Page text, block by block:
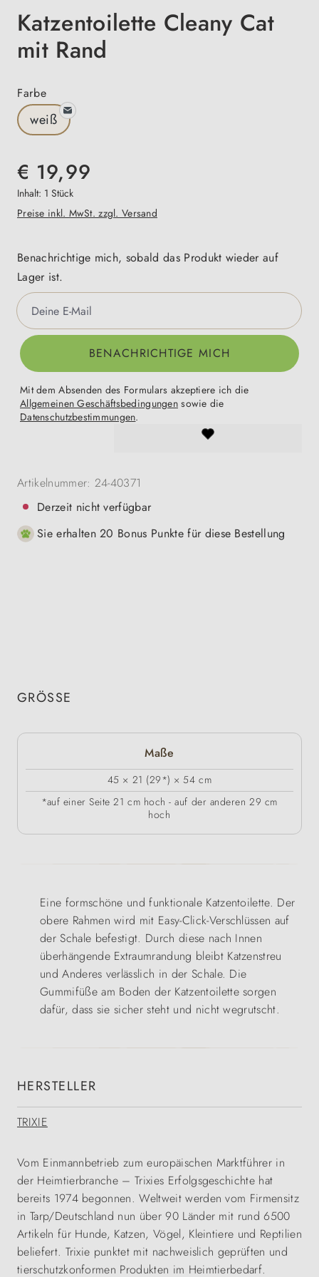
Katzentoilette Cleany Cat
mit Rand
Farbeauswählen
weiß
€ 19,99
Inhalt: 1 Stück
Preise inkl. MwSt. zzgl. Versand
Benachrichtige mich, sobald das Produkt wieder auf
Lager ist.
Deine E-Mail
BENACHRICHTIGE MICH
Mit dem Absenden des Formulars akzeptiere ich die
Allgemeinen Geschäftsbedingungensowie die
Datenschutzbestimmungen.
Artikelnummer: 24-40371
Derzeit nicht verfügbar
Sie erhalten 20 Bonus Punkte für diese Bestellung
GRÖSSE
Maße
45 × 21 (29*) × 54 cm
*auf einer Seite 21 cm hoch - auf der anderen 29 cm
hoch
Eine formschöne und funktionale Katzentoilette. Der
obere Rahmen wird mit Easy-Click-Verschlüssen auf
der Schale befestigt. Durch diese nach Innen
überhängende Extraumrandung bleibt Katzenstreu
und Anderes verlässlich in der Schale. Die
Gummifüße am Boden der Katzentoilette sorgen
dafür, dass sie sicher steht und nicht wegrutscht.
HERSTELLER
TRIXIE
Vom Einmannbetrieb zum europäischen Marktführer in
der Heimtierbranche – Trixies Erfolgsgeschichte hat
bereits 1974 begonnen. Weltweit werden vom Firmensitz
in Tarp/Deutschland nun über 90 Länder mit rund 6500
Artikeln für Hunde, Katzen, Vögel, Kleintiere und Reptilien
beliefert. Trixie punktet mit nachweislich geprüften und
tierschutzkonformen Produkten im Heimtierbedarf.